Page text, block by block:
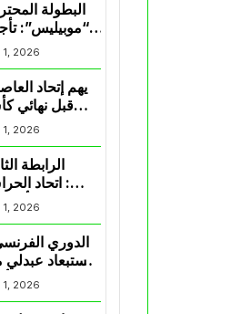
البطولة
“موبيليس”:
مباراة
العاصمة
1, 2026
يهم إتحاد
قبل نهائي
اكاف :
يسقط بثلاثية
1, 2026
الرابطة
: اتحاد
يحسم التأهل
“البلاي أوف”
1, 2026
الدوري
استبعاد
قائمة مرسيليا
1, 2026